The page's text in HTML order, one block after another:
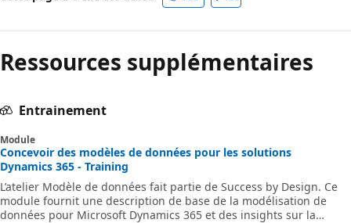
Ressources supplémentaires
Entrainement
Module
Concevoir des modèles de données pour les solutions
Dynamics 365 - Training
L’atelier Modèle de données fait partie de Success by Design. Ce
module fournit une description de base de la modélisation de
données pour Microsoft Dynamics 365 et des insights sur la